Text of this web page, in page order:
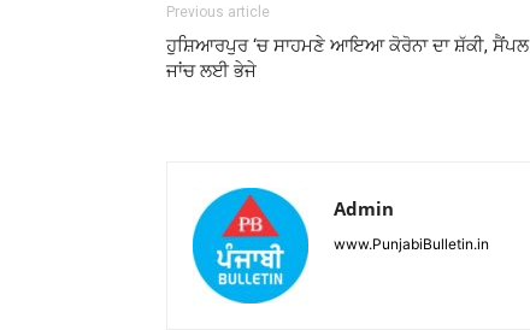
Previous article
ਹੁਸ਼ਿਆਰਪੁਰ ‘ਚ ਸਾਹਮਣੇ ਆਇਆ ਕੋਰੋਨਾ ਦਾ ਸ਼ੱਕੀ, ਸੈਂਪਲ
ਜਾਂਚ ਲਈ ਭੇਜੇ
Admin
www.PunjabiBulletin.in